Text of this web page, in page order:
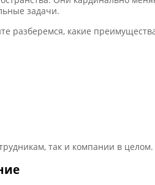
задачи.
разберемся, какие
так и компании в целом.